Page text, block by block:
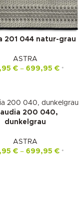
201 044 natur-grau
ASTRA
€ – 699,95 € *
200 040,
dunkelgrau
ASTRA
€ – 699,95 € *